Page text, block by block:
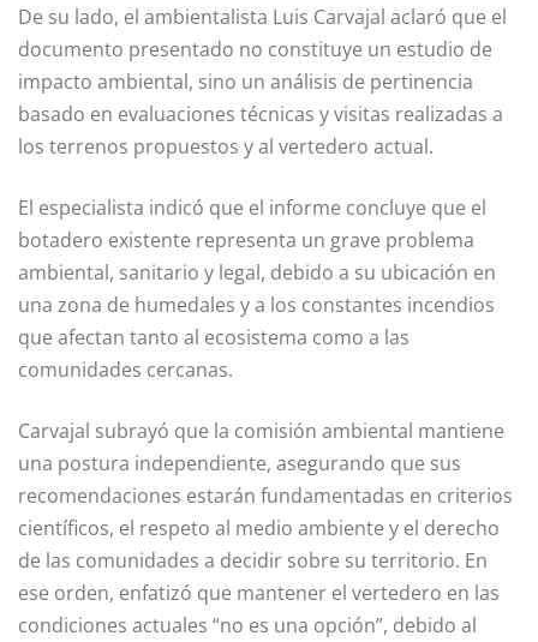
De su lado, el ambientalista Luis Carvajal aclaró que el
documento presentado no constituye un estudio de
impacto ambiental, sino un análisis de pertinencia
basado en evaluaciones técnicas y visitas realizadas a
los terrenos propuestos y al vertedero actual.
El especialista indicó que el informe concluye que el
botadero existente representa un grave problema
ambiental, sanitario y legal, debido a su ubicación en
una zona de humedales y a los constantes incendios
que afectan tanto al ecosistema como a las
comunidades cercanas.
Carvajal subrayó que la comisión ambiental mantiene
una postura independiente, asegurando que sus
recomendaciones estarán fundamentadas en criterios
científicos, el respeto al medio ambiente y el derecho
de las comunidades a decidir sobre su territorio. En
ese orden, enfatizó que mantener el vertedero en las
condiciones actuales “no es una opción”, debido al